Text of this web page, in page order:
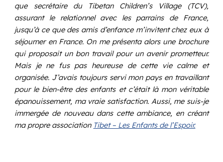
que secrétaire du Tibetan Children’s Village (TCV),
assurant le relationnel avec les parrains de France,
jusqu’à ce que des amis d’enfance m’invitent chez eux à
séjourner en France. On me présenta alors une brochure
qui proposait un bon travail pour un avenir prometteur.
Mais je ne fus pas heureuse de cette vie calme et
organisée. J’avais toujours servi mon pays en travaillant
pour le bien-être des enfants et c’était là mon véritable
épanouissement, ma vraie satisfaction. Aussi, me suis-je
immergée de nouveau dans cette ambiance, en créant
ma propre association Tibet – Les Enfants de l’Espoir.